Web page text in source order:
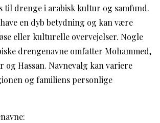
til drenge i arabisk kultur og samfund.
en dyb betydning og kan være
eller kulturelle overvejelser. Nogle
drengenavne omfatter Mohammed,
og Hassan. Navnevalg kan variere
og familiens personlige